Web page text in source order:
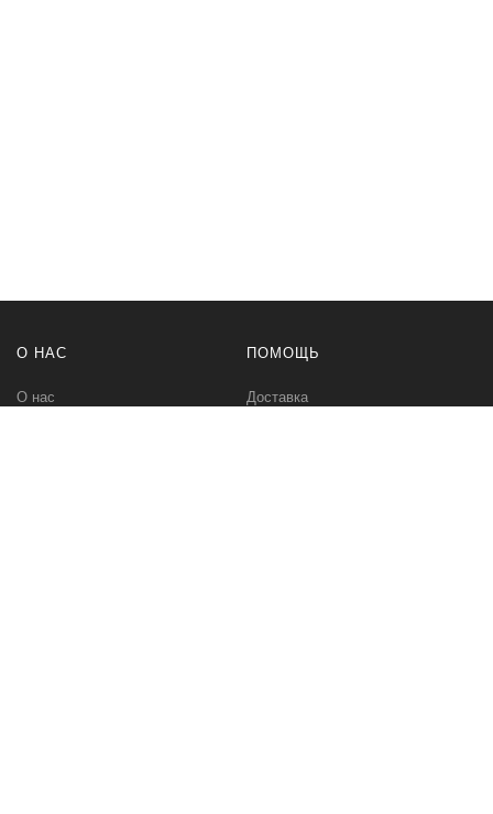
О НАС
О нас
ПОМОЩЬ
Доставка